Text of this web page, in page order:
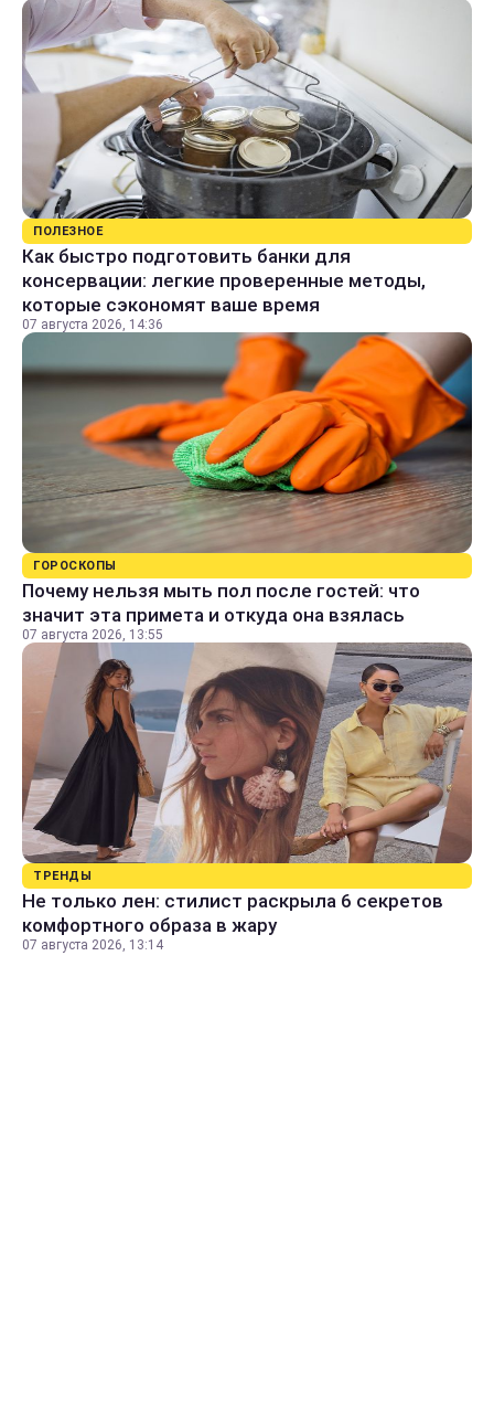
ПОЛЕЗНОЕ
Как быстро подготовить банки для
консервации: легкие проверенные методы,
которые сэкономят ваше время
07 августа 2026, 14:36
ГОРОСКОПЫ
Почему нельзя мыть пол после гостей: что
значит эта примета и откуда она взялась
07 августа 2026, 13:55
ТРЕНДЫ
Не только лен: стилист раскрыла 6 секретов
комфортного образа в жару
07 августа 2026, 13:14